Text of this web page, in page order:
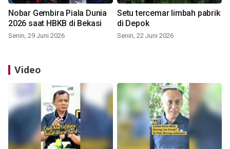
Nobar Gembira Piala Dunia
2026 saat HBKB di Bekasi
Senin, 29 Juni 2026
Setu tercemar limbah pabrik
di Depok
Senin, 22 Juni 2026
Video